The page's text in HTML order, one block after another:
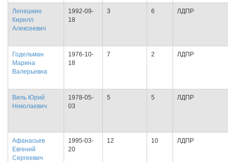
Лепешкин
Кирилл
Алексеевич
1992-09-
18
3 6 ЛДПР
Годельман
Марина
Валерьевна
1976-10-
18
7 2 ЛДПР
Виль Юрий
Николаевич
1978-05-
03
5 5 ЛДПР
Афанасьев
Евгений
Сергеевич
1995-03-
20
12 10 ЛДПР